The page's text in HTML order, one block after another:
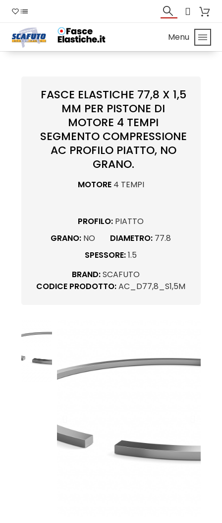
Menu
FASCE ELASTICHE 77,8 X 1,5
MM PER PISTONE DI
MOTORE 4 TEMPI
SEGMENTO COMPRESSIONE
AC PROFILO PIATTO, NO
GRANO.
MOTORE 4 TEMPI
PROFILO: PIATTO
GRANO: NO DIAMETRO: 77.8
SPESSORE:1.5
BRAND:SCAFUTO
CODICE PRODOTTO:AC_D77,8_S1,5M